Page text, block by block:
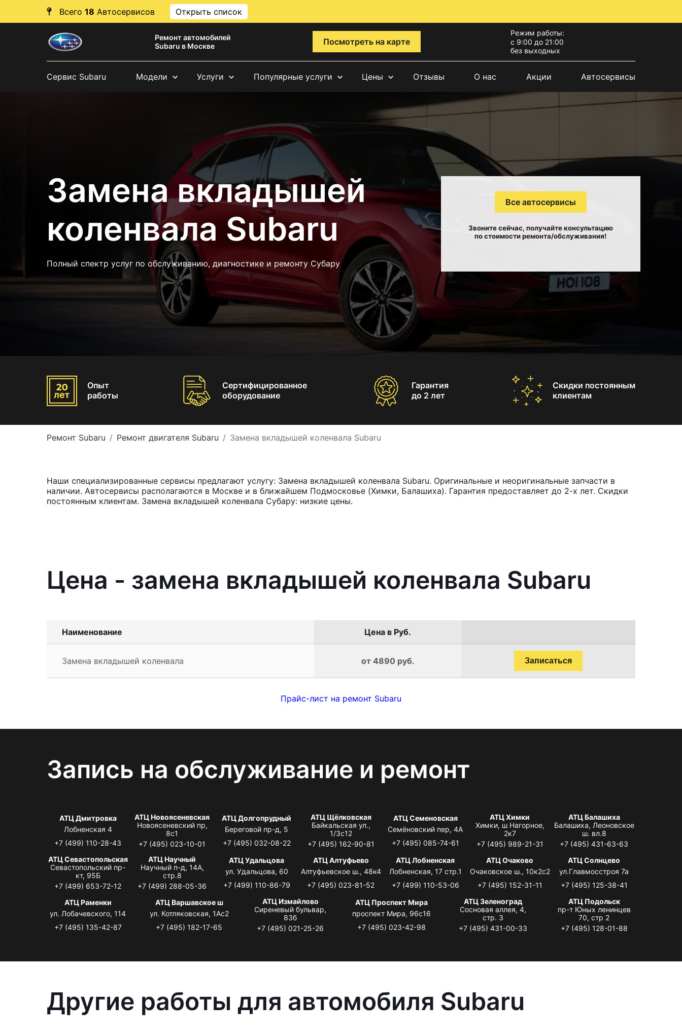
Всего 18 Автосервисов Открыть список
Ремонт автомобилей
Subaru в Москве
Посмотреть на карте
Режим работы:
с 9:00 до 21:00
без выходных
Сервис Subaru Модели Услуги Популярные услуги Цены Отзывы О нас Акции Автосервисы
Замена вкладышей
коленвала Subaru
Полный спектр услуг по обслуживанию, диагностике и ремонту Субару
Все автосервисы
Звоните сейчас, получайте консультацию
по стоимости ремонта/обслуживания!
Опыт
работы
Сертифицированное
оборудование
Гарантия
до 2 лет
Скидки постоянным
клиентам
Ремонт Subaru Ремонт двигателя Subaru Замена вкладышей коленвала Subaru
Наши специализированные сервисы предлагают услугу: Замена вкладышей коленвала Subaru. Оригинальные и неоригинальные запчасти в
наличии. Автосервисы располагаются в Москве и в ближайшем Подмосковье (Химки, Балашиха). Гарантия предоставляет до 2-х лет. Скидки
постоянным клиентам. Замена вкладышей коленвала Субару: низкие цены.
Цена - замена вкладышей коленвала Subaru
Наименование Цена в Руб.
Замена вкладышей коленвала от 4890 руб. Записаться
Прайс-лист на ремонт Subaru
Запись на обслуживание и ремонт
АТЦ Дмитровка
Лобненская 4
+7 (499) 110-28-43
АТЦ Новоясеневская
Новоясеневский пр,
8с1
+7 (495) 023-10-01
АТЦ Долгопрудный
Береговой пр-д, 5
+7 (495) 032-08-22
АТЦ Щёлковская
Байкальская ул.,
1/3с12
+7 (495) 162-90-81
АТЦ Семеновская
Семёновский пер, 4А
+7 (495) 085-74-61
АТЦ Химки
Химки, ш Нагорное,
2к7
+7 (495) 989-21-31
АТЦ Балашиха
Балашиха, Леоновское
ш. вл.8
+7 (495) 431-63-63
АТЦ Севастопольская
Севастопольский пр-
кт, 95Б
+7 (499) 653-72-12
АТЦ Научный
Научный п-д, 14А,
стр.8
+7 (499) 288-05-36
АТЦ Удальцова
ул. Удальцова, 60
+7 (499) 110-86-79
АТЦ Алтуфьево
Алтуфьевское ш., 48к4
+7 (495) 023-81-52
АТЦ Лобненская
Лобненская, 17 стр.1
+7 (499) 110-53-06
АТЦ Очаково
Очаковское ш., 10к2с2
+7 (495) 152-31-11
АТЦ Солнцево
ул.Главмосстроя 7а
+7 (495) 125-38-41
АТЦ Раменки
ул. Лобачевского, 114
+7 (495) 135-42-87
АТЦ Варшавское ш
ул. Котляковская, 1Ас2
+7 (495) 182-17-65
АТЦ Измайлово
Сиреневый бульвар,
83б
+7 (495) 021-25-26
АТЦ Проспект Мира
проспект Мира, 96с16
+7 (495) 023-42-98
АТЦ Зеленоград
Сосновая аллея, 4,
стр. 3
+7 (495) 431-00-33
АТЦ Подольск
пр-т Юных ленинцев
70, стр 2
+7 (495) 128-01-88
Другие работы для автомобиля Subaru